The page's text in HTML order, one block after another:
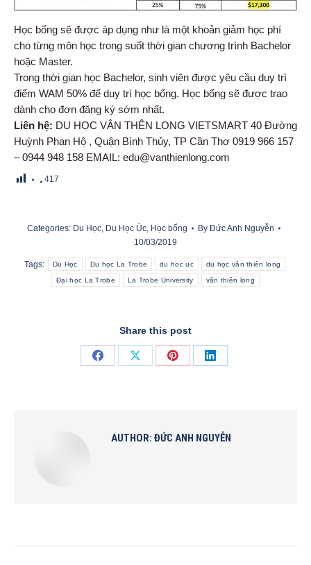
Học bổng sẽ được áp dụng như là một khoản giảm học phí
cho từng môn học trong suốt thời gian chương trình Bachelor
hoặc Master.
Trong thời gian học Bachelor, sinh viên được yêu cầu duy trì
điểm WAM 50% để duy trì học bổng. Học bổng sẽ được trao
dành cho đơn đăng ký sớm nhất.
Liên hệ: DU HỌC VÂN THÊN LONG VIETSMART 40 Đường
Huỳnh Phan Hộ , Quận Bình Thủy, TP Cần Thơ 0919 966 157
– 0944 948 158 EMAIL: edu@vanthienlong.com
417
Categories: Du Học, Du Học Úc, Học bổng By Đức Anh Nguyễn
10/03/2019
Tags: Du Học Du học La Trobe du hoc uc du học vân thiên long
Đại học La Trobe La Trobe University vân thiên long
Share this post
Share
Share
Share
Share
AUTHOR: ĐỨC ANH NGUYỄN